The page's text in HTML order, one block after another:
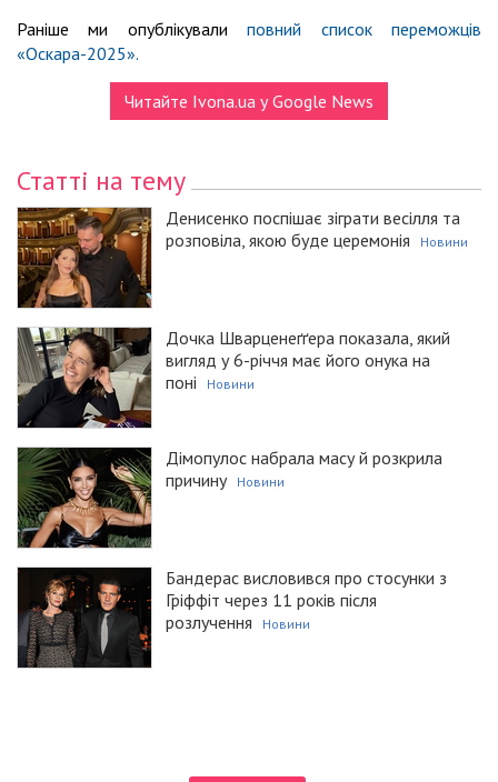
Раніше ми опублікувалиповний список переможців
«Оскара-2025».
Читайте Ivona.ua у Google News
Статті на тему
Денисенко поспішає зіграти весілля та
розповіла, якою буде церемонія
Новини
Дочка Шварценеґґера показала, який
вигляд у 6-річчя має його онука на
поні
Новини
Дімопулос набрала масу й розкрила
причину
Новини
Бандерас висловився про стосунки з
Гріффіт через 11 років після
розлучення
Новини